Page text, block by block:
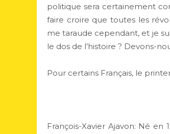
politique sera certainement
faire croire que toutes les
me taraude cependant, et je
le dos de l’histoire ? Devons-
Pour certains Français, le
François-Xavier Ajavon: Né en